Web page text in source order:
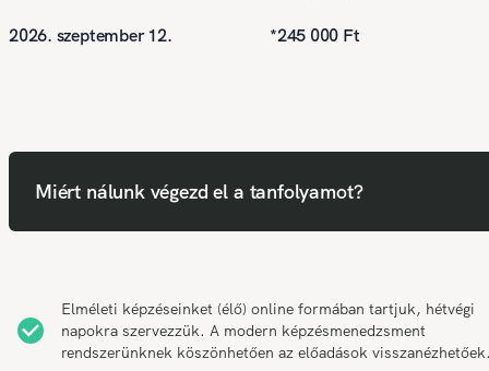
2026. szeptember 12. *245 000 Ft
Miért nálunk végezd el a tanfolyamot?
Elméleti képzéseinket (élő) online formában tartjuk, hétvégi
napokra szervezzük. A modern képzésmenedzsment
rendszerünknek köszönhetően az előadások